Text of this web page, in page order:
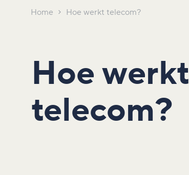
Home Hoe werkt telecom?
Hoe werkt
telecom?